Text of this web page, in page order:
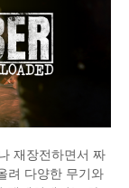
재장전하면서 짜
려 다양한 무기와